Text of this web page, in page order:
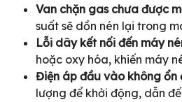
Van chặn gas chưa được
suất sẽ dồn nén lại trong
Lỗi dây kết nối đến máy
hoặc oxy hóa, khiến máy
Điện áp đầu vào không ổn
lượng để khởi động, dẫn